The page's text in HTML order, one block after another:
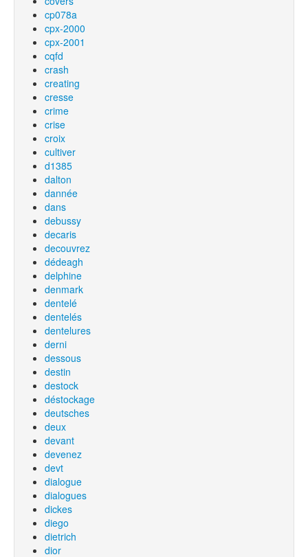
cp078a
cpx-2000
cpx-2001
cqfd
crash
creating
cresse
crime
crise
croix
cultiver
d1385
dalton
dannée
dans
debussy
decaris
decouvrez
dédeagh
delphine
denmark
dentelé
dentelés
dentelures
derni
dessous
destin
destock
déstockage
deutsches
deux
devant
devenez
devt
dialogue
dialogues
dickes
diego
dietrich
dior